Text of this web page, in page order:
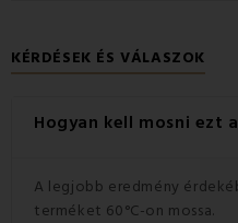
KÉRDÉSEK ÉS VÁLASZOK
Hogyan kell mosni ezt
A legjobb eredmény
terméket 60°C-on mossa.